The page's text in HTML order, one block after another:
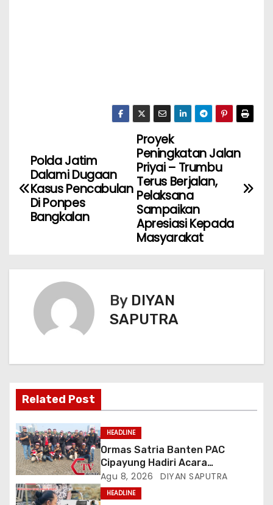
Proyek
Peningkatan Jalan
Priyai – Trumbu
Terus Berjalan,
Pelaksana
Sampaikan
Apresiasi Kepada
Masyarakat
Polda Jatim
Dalami Dugaan
Kasus Pencabulan
Di Ponpes
Bangkalan
By DIYAN
SAPUTRA
Related Post
HEADLINE
Ormas Satria Banten PAC
Cipayung Hadiri Acara
Menjelang HUT Ke-81
Kemerdekaan RI Di Silang Monas
Agu 8, 2026 DIYAN SAPUTRA
HEADLINE